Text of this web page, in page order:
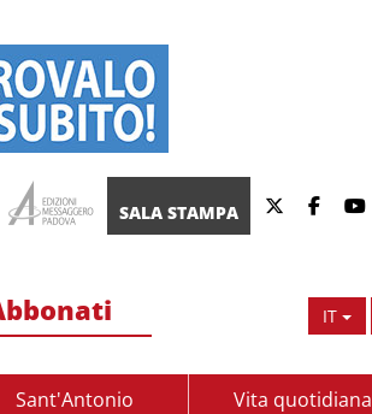
SALA STAMPA
IT
Sant'Antonio
Vita quotidiana